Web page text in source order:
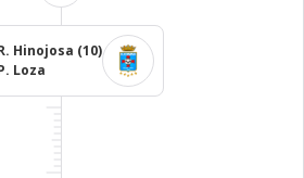
Hinojosa (10)
Loza